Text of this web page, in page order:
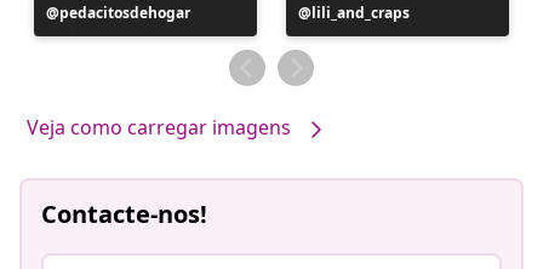
Postagem
publicada
pedacitosdehogar
Postagem
publicada
por
lili_and_craps
Veja como carregar imagens
Contacte-nos!